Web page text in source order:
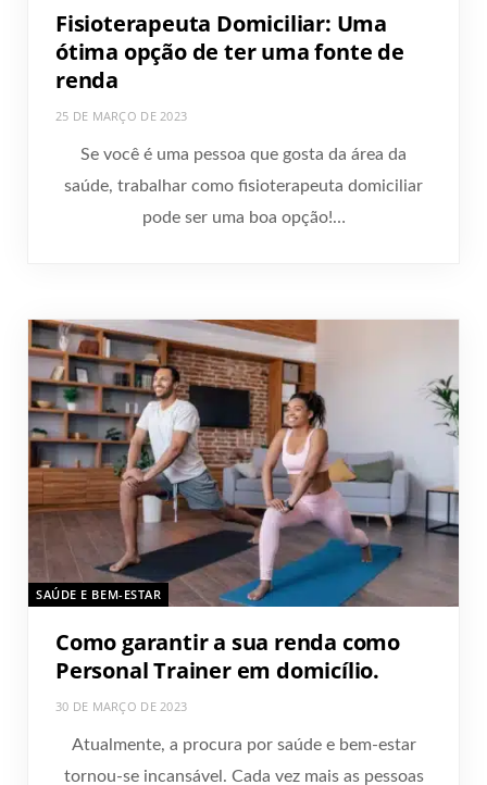
Fisioterapeuta Domiciliar: Uma
ótima opção de ter uma fonte de
renda
25 DE MARÇO DE 2023
Se você é uma pessoa que gosta da área da
saúde, trabalhar como fisioterapeuta domiciliar
pode ser uma boa opção!…
SAÚDE E BEM-ESTAR
Como garantir a sua renda como
Personal Trainer em domicílio.
30 DE MARÇO DE 2023
Atualmente, a procura por saúde e bem-estar
tornou-se incansável. Cada vez mais as pessoas